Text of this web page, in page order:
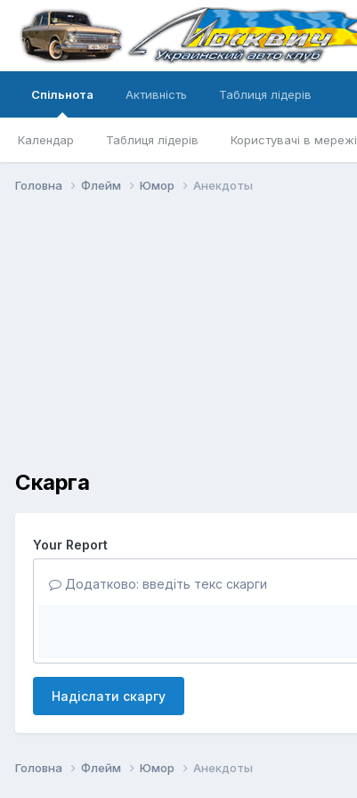
Спільнота
Календар Таблиця лідерів Користувачі в мережі
Активність Таблиця лідерів
Головна Флейм Юмор Анекдоты
Скарга
Your Report
Додатково: введіть текс скарги
Надіслати скаргу
Головна Флейм Юмор Анекдоты